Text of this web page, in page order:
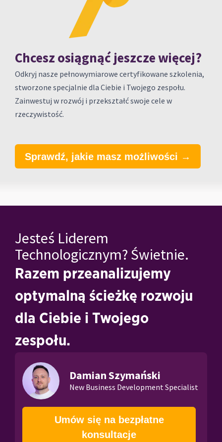
Chcesz osiągnąć jeszcze więcej?
Odkryj nasze pełnowymiarowe certyfikowane szkolenia,
stworzone specjalnie dla Ciebie i Twojego zespołu.
Zainwestuj w rozwój i przekształć swoje cele w
rzeczywistość.
Sprawdź, jakie masz możliwości →
Jesteś Liderem
Technologicznym? Świetnie.
Razem przeanalizujemy
optymalną ścieżkę rozwoju
dla Ciebie i Twojego
zespołu.
Damian Szymański
New Business Development Specialist
Umów się na bezpłatne
konsultacje